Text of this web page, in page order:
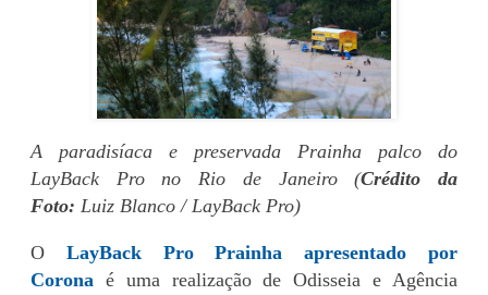
A paradisíaca e preservada Prainha palco do
LayBack Pro no Rio de Janeiro (Crédito da
Foto: Luiz Blanco / LayBack Pro)
O LayBack Pro Prainha apresentado por
Corona é uma realização de Odisseia e Agência